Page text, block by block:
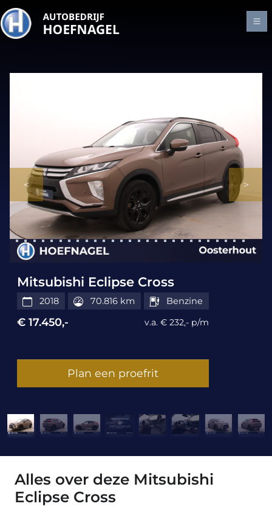
Mitsubishi Eclipse Cross
2018 70.816 km Benzine
€ 17.450,- v.a. € 232,- p/m
Plan een proefrit
Alles over deze Mitsubishi
Eclipse Cross